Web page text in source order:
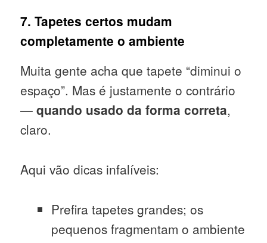
7. Tapetes certos mudam
completamente o ambiente
Muita gente acha que tapete “diminui o
espaço”. Mas é justamente o contrário
—quando usado da forma correta,
claro.
Aqui vão dicas infalíveis:
Prefira tapetes grandes; os
pequenos fragmentam o ambiente